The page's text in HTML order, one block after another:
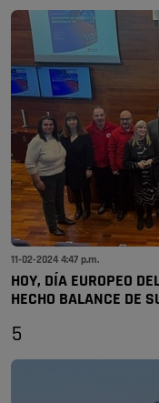
11-02-2024 4:47 p.m.
HOY, DÍA EUROPEO
HECHO BALANCE DE
5